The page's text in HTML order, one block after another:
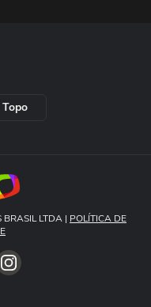
LTDA | POLÍTICA DE